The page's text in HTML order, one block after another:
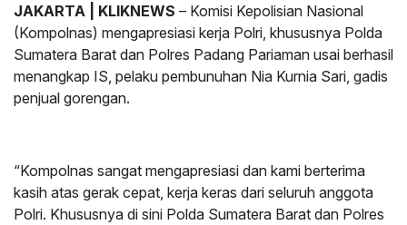
JAKARTA | KLIKNEWS – Komisi Kepolisian Nasional
(Kompolnas) mengapresiasi kerja Polri, khususnya Polda
Sumatera Barat dan Polres Padang Pariaman usai berhasil
menangkap IS, pelaku pembunuhan Nia Kurnia Sari, gadis
penjual gorengan.
“Kompolnas sangat mengapresiasi dan kami berterima
kasih atas gerak cepat, kerja keras dari seluruh anggota
Polri. Khususnya di sini Polda Sumatera Barat dan Polres